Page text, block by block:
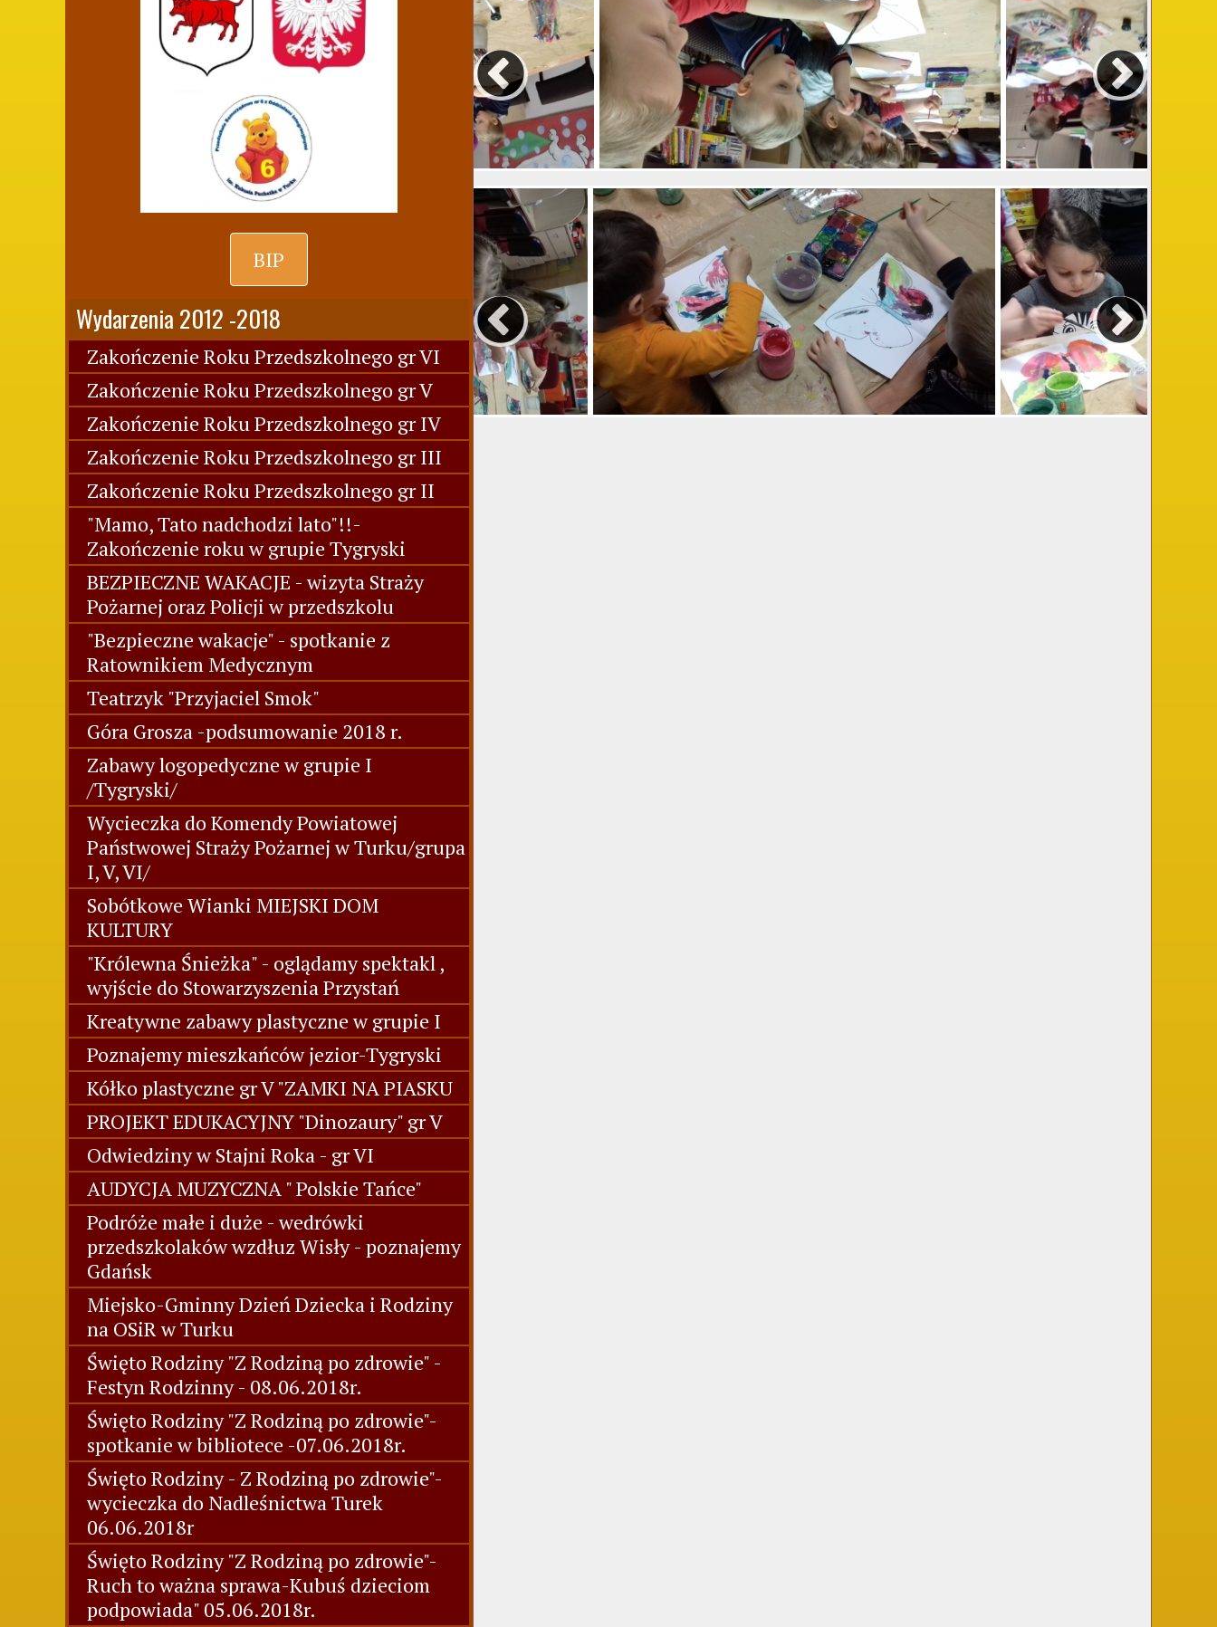
BIP
Wydarzenia 2012 -2018
Zakończenie Roku Przedszkolnego gr VI
Zakończenie Roku Przedszkolnego gr V
Zakończenie Roku Przedszkolnego gr IV
Zakończenie Roku Przedszkolnego gr III
Zakończenie Roku Przedszkolnego gr II
"Mamo, Tato nadchodzi lato"!!-
Zakończenie roku w grupie Tygryski
BEZPIECZNE WAKACJE - wizyta Straży
Pożarnej oraz Policji w przedszkolu
"Bezpieczne wakacje" - spotkanie z
Ratownikiem Medycznym
Teatrzyk "Przyjaciel Smok"
Góra Grosza -podsumowanie 2018 r.
Zabawy logopedyczne w grupie I
/Tygryski/
Wycieczka do Komendy Powiatowej
Państwowej Straży Pożarnej w Turku/grupa
I, V, VI/
Sobótkowe Wianki MIEJSKI DOM
KULTURY
"Królewna Śnieżka" - oglądamy spektakl ,
wyjście do Stowarzyszenia Przystań
Kreatywne zabawy plastyczne w grupie I
Poznajemy mieszkańców jezior-Tygryski
Kółko plastyczne gr V "ZAMKI NA PIASKU
PROJEKT EDUKACYJNY "Dinozaury" gr V
Odwiedziny w Stajni Roka - gr VI
AUDYCJA MUZYCZNA " Polskie Tańce"
Podróże małe i duże - wedrówki
przedszkolaków wzdłuz Wisły - poznajemy
Gdańsk
Miejsko-Gminny Dzień Dziecka i Rodziny
na OSiR w Turku
Święto Rodziny "Z Rodziną po zdrowie" -
Festyn Rodzinny - 08.06.2018r.
Święto Rodziny "Z Rodziną po zdrowie"-
spotkanie w bibliotece -07.06.2018r.
Święto Rodziny - Z Rodziną po zdrowie"-
wycieczka do Nadleśnictwa Turek
06.06.2018r
Święto Rodziny "Z Rodziną po zdrowie"-
Ruch to ważna sprawa-Kubuś dzieciom
podpowiada" 05.06.2018r.